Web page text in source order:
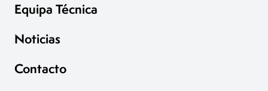
Equipa Técnica
Noticias
Contacto